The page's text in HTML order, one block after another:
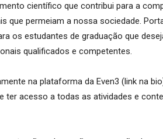
científico que contribui para a
que permeiam a nossa sociedade.
os estudantes de graduação que
qualificados e competentes.
na plataforma da Even3 (link na
ter acesso a todas as atividades e